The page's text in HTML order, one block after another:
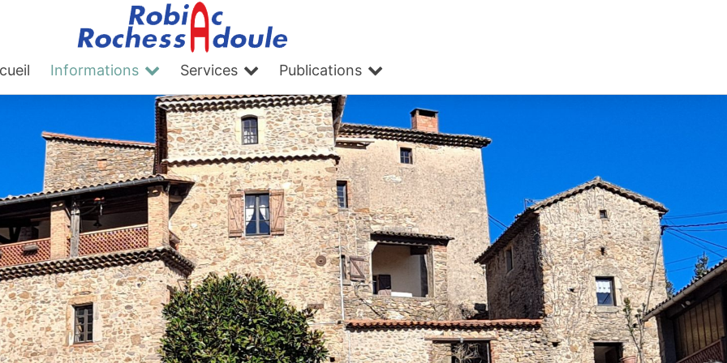
Informations Services Publications